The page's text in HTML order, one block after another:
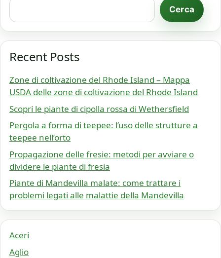
Cerca
Recent Posts
Zone di coltivazione del Rhode Island – Mappa
USDA delle zone di coltivazione del Rhode Island
Scopri le piante di cipolla rossa di Wethersfield
Pergola a forma di teepee: l’uso delle strutture a
teepee nell’orto
Propagazione delle fresie: metodi per avviare o
dividere le piante di fresia
Piante di Mandevilla malate: come trattare i
problemi legati alle malattie della Mandevilla
Aceri
Aglio